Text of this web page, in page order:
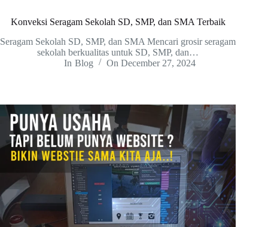
Konveksi Seragam Sekolah SD, SMP, dan SMA Terbaik
Seragam Sekolah SD, SMP, dan SMA Mencari grosir seragam
sekolah berkualitas untuk SD, SMP, dan…
In Blog On December 27, 2024